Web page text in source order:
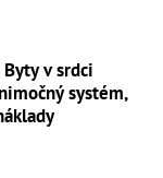
v srdci
systém,